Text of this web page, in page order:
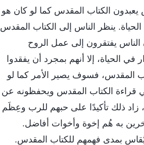
يعبدون الكتاب المقدس كما لو كان هو
الحياة. ينظر الناس إلى الكتاب المقدس
الناس يفتقرون إلى عمل الروح
الحياة، إلا أنهم بمجرد أن يفقدوا
المقدس، فسوف يصير الأمر كما لو
قراءة الكتاب المقدس ويحفظونه عن
زاد ذلك تأكيدًا على حبهم للرب وعِظَم
به هُم إخوة وأخوات أفاضل.
يُقاس بمدى فهمهم للكتاب المقدس.